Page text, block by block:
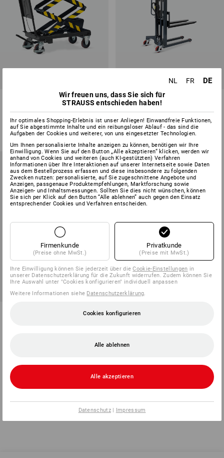
Hubtischwagen, 300-500 kg
Varianten
ab € 1 149,38
(m. MwSt.) ab 2 Stück
Hydraulik-Stapler
2 Varianten
ab € 1 814,88
(m. MwSt.)
NL FR DE
Wir freuen uns, dass Sie sich für
STRAUSS entschieden haben!
Ihr optimales Shopping-Erlebnis ist unser Anliegen! Einwandfreie Funktionen,
auf Sie abgestimmte Inhalte und ein reibungsloser Ablauf - das sind die
Aufgaben der Cookies und weiterer, von uns eingesetzter Technologien.
Um Ihnen personalisierte Inhalte anzeigen zu können, benötigen wir Ihre
Einwilligung. Wenn Sie auf den Button „Alle akzeptieren“ klicken, werden wir
anhand von Cookies und weiteren (auch KI-gestützten) Verfahren
Informationen über Ihre Interaktionen auf unserer Internetseite sowie Daten
aus dem Bestellprozess erfassen und diese insbesondere zu folgenden
Zwecken nutzen: personalisierte, auf Sie zugeschnittene Angebote und
Anzeigen, passgenaue Produktempfehlungen, Marktforschung sowie
Anzeigen- und Inhaltsmessungen. Sollten Sie dies nicht wünschen, können
Sie sich per Klick auf den Button “Alle ablehnen” auch gegen den Einsatz
entsprechender Cookies und Verfahren entscheiden.
Firmenkunde
(Preise ohne MwSt.)
Privatkunde
(Preise mit MwSt.)
Ihre Einwilligung können Sie jederzeit über dieCookie-Einstellungen in
unserer Datenschutzerklärung für die Zukunft widerrufen. Zudem können Sie
Ihre Auswahl unter "Cookies konfigurieren" individuell anpassen
Weitere Informationen siehe Datenschutzerklärung.
Cookies konfigurieren
Alle ablehnen
Alle akzeptieren
Datenschutz| Impressum